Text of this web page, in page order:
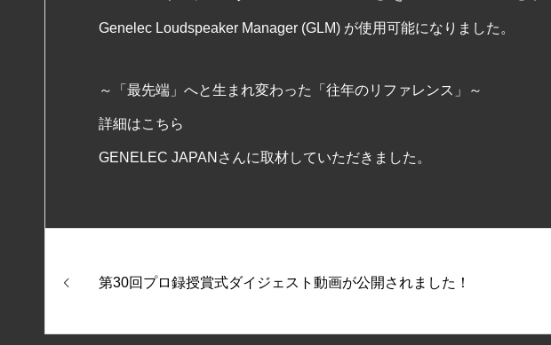
Genelec Loudspeaker Manager (GLM) が使用可能になりました。
～「最先端」へと生まれ変わった「往年のリファレンス」～
詳細はこちら
GENELEC JAPANさんに取材していただきました。
第30回プロ録授賞式ダイジェスト動画が公開されました！